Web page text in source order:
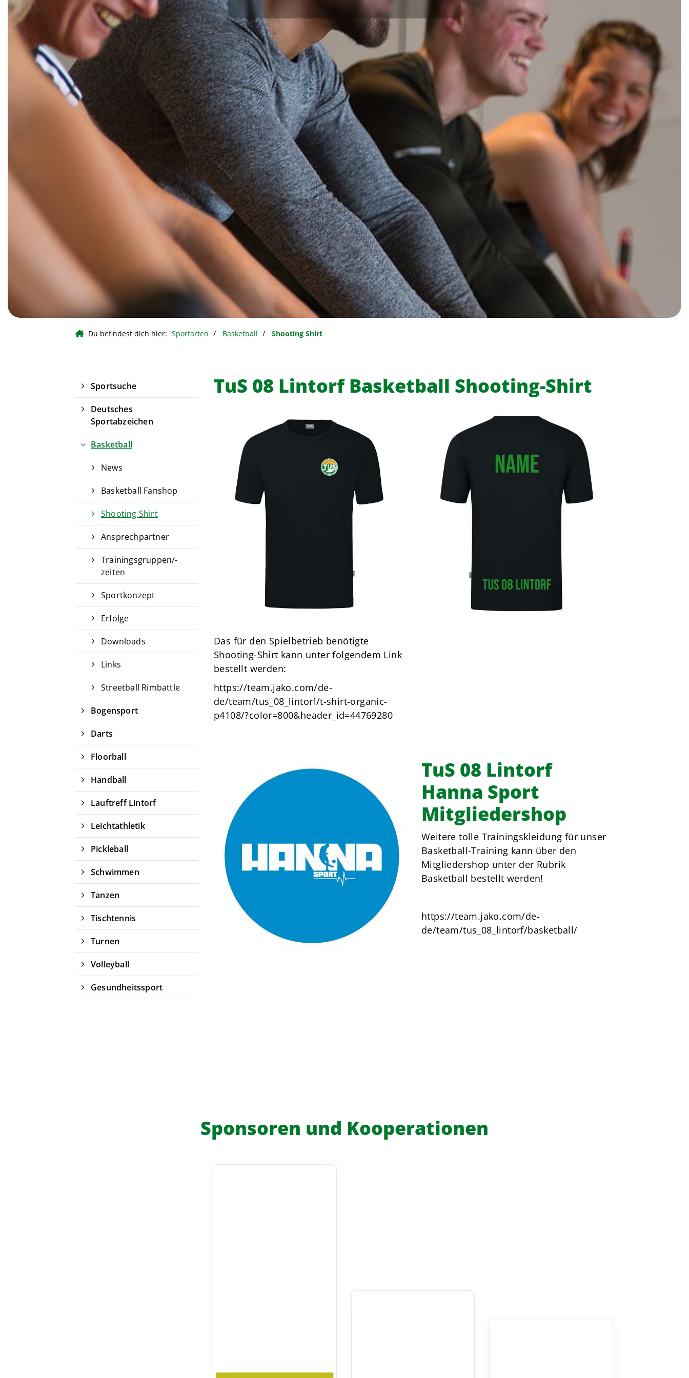
Du befindest dich hier: Sportarten Basketball Shooting Shirt
TuS 08 Lintorf Basketball Shooting-Shirt
Das für den Spielbetrieb benötigte
Shooting-Shirt kann unter folgendem Link
bestellt werden:
https://team.jako.com/de-
de/team/tus_08_lintorf/t-shirt-organic-
p4108/?color=800&header_id=44769280
TuS 08 Lintorf
Hanna Sport
Mitgliedershop
Weitere tolle Trainingskleidung für unser
Basketball-Training kann über den
Mitgliedershop unter der Rubrik
Basketball bestellt werden!
https://team.jako.com/de-
de/team/tus_08_lintorf/basketball/
Sportsuche
Deutsches
Sportabzeichen
Basketball
News
Basketball Fanshop
Shooting Shirt
Ansprechpartner
Trainingsgruppen/-
zeiten
Sportkonzept
Erfolge
Downloads
Links
Streetball Rimbattle
Bogensport
Darts
Floorball
Handball
Lauftreff Lintorf
Leichtathletik
Pickleball
Schwimmen
Tanzen
Tischtennis
Turnen
Volleyball
Gesundheitssport
Sponsoren und Kooperationen
Brandsheide 30
40885 Ratingen
Deutschland
T: 0 21 02 74 00 50
E: mail@tus08lintorf.de
Das sind wir
Sportarten
Sportsuche
TuSfit